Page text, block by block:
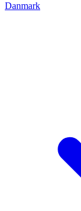
Danmark